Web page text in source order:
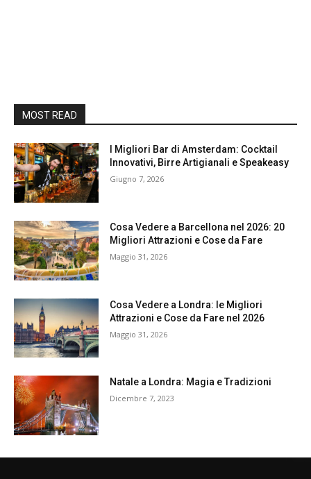
MOST READ
I Migliori Bar di Amsterdam: Cocktail
Innovativi, Birre Artigianali e Speakeasy
Giugno 7, 2026
Cosa Vedere a Barcellona nel 2026: 20
Migliori Attrazioni e Cose da Fare
Maggio 31, 2026
Cosa Vedere a Londra: le Migliori
Attrazioni e Cose da Fare nel 2026
Maggio 31, 2026
Natale a Londra: Magia e Tradizioni
Dicembre 7, 2023